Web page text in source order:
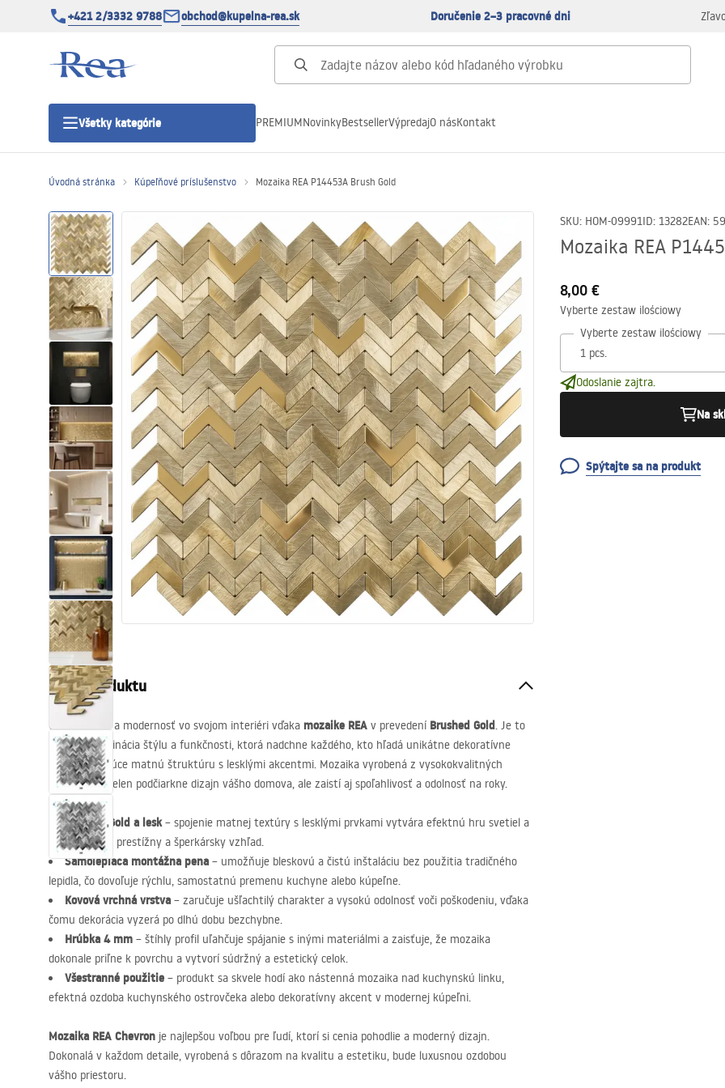
+421 2/3332 9788 obchod@kupelna-rea.sk Doručenie 2–3 pracovné dni
Všetky kategórie
Sprchové dvere
Sprchové vaničky
Sprchové žľaby
Sanitárna keramika
Umývadlá
Vaňa so zástenou
Batérie
Sprchy
Kuchyňa
Kúpeľňové doplnky a nábytok
PREMIUMNovinkyBestsellerVýpredajO násKontakt
Úvodná stránka Kúpeľňové príslušenstvo Mozaika REA P14453A Brush Gold
SKU: HOM-09991ID: 13282EAN:
Mozaika REA
8,00 €
Vyberte zestaw ilościowy
Vyberte zestaw ilościowy
Odoslanie zajtra.
Na
Spýtajte sa na produkt
Popis produktu
Oceňte luxus a modernosť vo svojom interiéri vďaka mozaike REA v prevedení Brushed Gold. Je to
ideálna kombinácia štýlu a funkčnosti, ktorá nadchne každého, kto hľadá unikátne dekoratívne
detaily spájajúce matnú štruktúru s lesklými akcentmi. Mozaika vyrobená z vysokokvalitných
materiálov nielen podčiarkne dizajn vášho domova, ale zaistí aj spoľahlivosť a odolnosť na roky.
Brushed Gold a lesk– spojenie matnej textúry s lesklými prvkami vytvára efektnú hru svetiel a
dodáva stene prestížny a šperkársky vzhľad.
Samolepiaca montážna pena – umožňuje bleskovú a čistú inštaláciu bez použitia tradičného
lepidla, čo dovoľuje rýchlu, samostatnú premenu kuchyne alebo kúpeľne.
Kovová vrchná vrstva – zaručuje ušľachtilý charakter a vysokú odolnosť voči poškodeniu, vďaka
čomu dekorácia vyzerá po dlhú dobu bezchybne.
Hrúbka 4 mm – štíhly profil uľahčuje spájanie s inými materiálmi a zaisťuje, že mozaika
dokonale priľne k povrchu a vytvorí súdržný a estetický celok.
Všestranné použitie – produkt sa skvele hodí ako nástenná mozaika nad kuchynskú linku,
efektná ozdoba kuchynského ostrovčeka alebo dekoratívny akcent v modernej kúpeľni.
Mozaika REA Chevron je najlepšou voľbou pre ľudí, ktorí si cenia pohodlie a moderný dizajn.
Dokonalá v každom detaile, vyrobená s dôrazom na kvalitu a estetiku, bude luxusnou ozdobou
vášho priestoru.